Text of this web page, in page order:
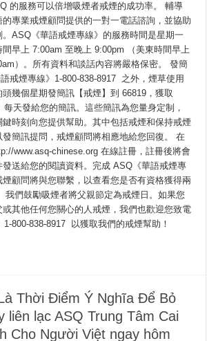
的服務可以倍增吸煙者戒煙的成功率。 輔導
專業戒煙顧問提供的一對一電話諮詢，並協助
ASQ《華語戒煙專線》的服務時間是星期一
早上 7:00am 至晚上 9:00pm （美東時間早上
）。所有資料和談話內容將嚴格保密。 發簡
戒煙專線》1-800-838-8917 之外，煙草使用
幾個星期發簡訊【戒煙】到 66819，獲取
天發給您的簡訊。這些簡訊為您量身定制，
鍵時刻向您提供幫助。其中包括戒煙和保持戒煙
簡訊提問，戒煙顧問將相應地給您回復。 在
www.asq-chinese.org 在線註冊，註冊後將會
送給您的閱讀資料。完成 ASQ《華語戒煙專
顧問將與您聯繫，以查看您是否有資格獲得兩
我們鼓勵吸煙者將父親節定為戒煙日。如果您
其他任何您關心的人戒煙，我們也歡迎您致電
800-838-8917 以獲取我們的戒煙幫助！
Thời Điểm Ý Nghĩa Để Bỏ
liên lạc ASQ Trung Tâm Cai
Cho Người Việt ngay hôm